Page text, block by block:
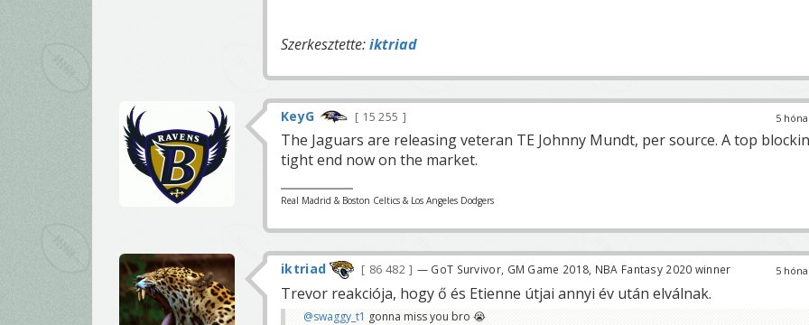
Szerkesztette:iktriad
5
KeyG 15 255
The Jaguars are releasing veteran TE Johnny Mundt, per source. A top
tight end now on the market.
Real Madrid & Boston Celtics & Los Angeles Dodgers
5
iktriad 86 482 — GoT Survivor, GM Game 2018, NBA Fantasy 2020 winner
Trevor reakciója, hogy ő és Etienne útjai annyi év után elválnak.
@swaggy_t1 gonna miss you bro 😭